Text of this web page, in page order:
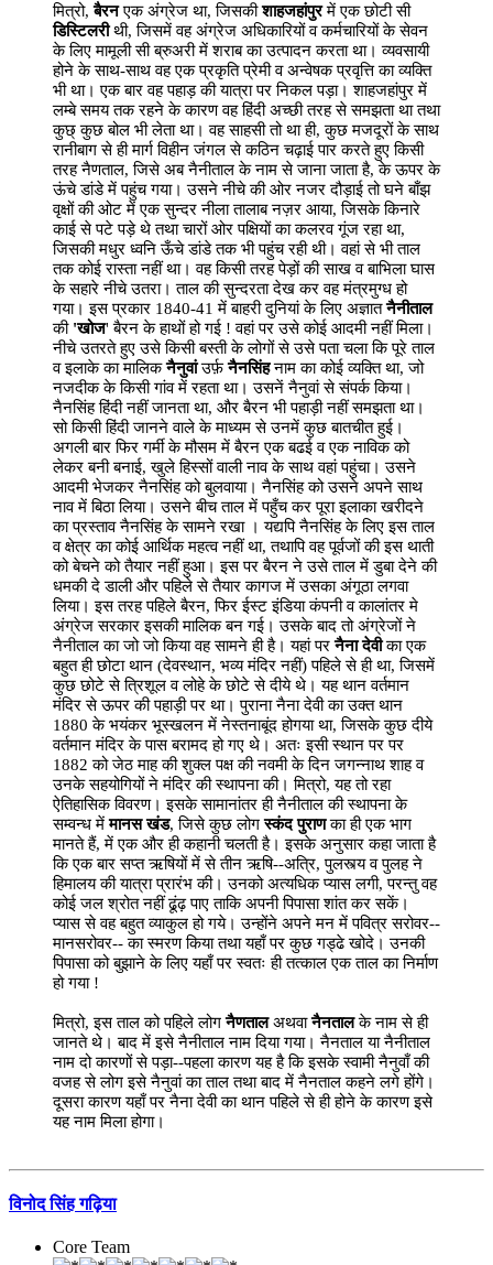
मित्रो,बैरनएक अंग्रेज था, जिसकीशाहजहांपुरमें एक छोटी सी
डिस्टिलरीथी, जिसमें वह अंग्रेज अधिकारियों व कर्मचारियों के सेवन
के लिए मामूली सी ब्रुअरी में शराब का उत्पादन करता था। व्यवसायी
होने के साथ-साथ वह एक प्रकृति प्रेमी व अन्वेषक प्रवृत्ति का व्यक्ति
भी था। एक बार वह पहाड़ की यात्रा पर निकल पड़ा। शाहजहांपुर में
लम्बे समय तक रहने के कारण वह हिंदी अच्छी तरह से समझता था तथा
कुछ् कुछ बोल भी लेता था। वह साहसी तो था ही, कुछ मजदूरों के साथ
रानीबाग से ही मार्ग विहीन जंगल से कठिन चढ़ाई पार करते हुए किसी
तरह नैणताल, जिसे अब नैनीताल के नाम से जाना जाता है, के ऊपर के
ऊंचे डांडे में पहुंच गया। उसने नीचे की ओर नजर दौड़ाई तो घने बाँझ
वृक्षों की ओट में एक सुन्दर नीला तालाब नज़र आया, जिसके किनारे
काई से पटे पड़े थे तथा चारों ओर पक्षियों का कलरव गूंज रहा था,
जिसकी मधुर ध्वनि ऊँचे डांडे तक भी पहुंच रही थी। वहां से भी ताल
तक कोई रास्ता नहीं था। वह किसी तरह पेड़ों की साख व बाभिला घास
के सहारे नीचे उतरा। ताल की सुन्दरता देख कर वह मंत्रमुग्ध हो
गया। इस प्रकार 1840-41 में बाहरी दुनियां के लिए अज्ञातनैनीताल
की 'खोज' बैरन के हाथों हो गई ! वहां पर उसे कोई आदमी नहीं मिला।
नीचे उतरते हुए उसे किसी बस्ती के लोगों से उसे पता चला कि पूरे ताल
व इलाके का मालिकनैनुवांउर्फ़नैनसिंहनाम का कोई व्यक्ति था, जो
नजदीक के किसी गांव में रहता था। उसनें नैनुवां से संपर्क किया।
नैनसिंह हिंदी नहीं जानता था, और बैरन भी पहाड़ी नहीं समझता था।
सो किसी हिंदी जानने वाले के माध्यम से उनमें कुछ बातचीत हुई।
अगली बार फिर गर्मी के मौसम में बैरन एक बढई व एक नाविक को
लेकर बनी बनाई, खुले हिस्सों वाली नाव के साथ वहां पहुंचा। उसने
आदमी भेजकर नैनसिंह को बुलवाया। नैनसिंह को उसने अपने साथ
नाव में बिठा लिया। उसने बीच ताल में पहुँच कर पूरा इलाका खरीदने
का प्रस्ताव नैनसिंह के सामने रखा । यद्यपि नैनसिंह के लिए इस ताल
व क्षेत्र का कोई आर्थिक महत्व नहीं था, तथापि वह पूर्वजों की इस थाती
को बेचने को तैयार नहीं हुआ। इस पर बैरन ने उसे ताल में डुबा देने की
धमकी दे डाली और पहिले से तैयार कागज में उसका अंगूठा लगवा
लिया। इस तरह पहिले बैरन, फिर ईस्ट इंडिया कंपनी व कालांतर मे
अंग्रेज सरकार इसकी मालिक बन गई। उसके बाद तो अंग्रेजों ने
नैनीताल का जो जो किया वह सामने ही है। यहां परनैना देवीका एक
बहुत ही छोटा थान (देवस्थान, भव्य मंदिर नहीं) पहिले से ही था, जिसमें
कुछ छोटे से त्रिशूल व लोहे के छोटे से दीये थे। यह थान वर्तमान
मंदिर से ऊपर की पहाड़ी पर था। पुराना नैना देवी का उक्त थान
1880 के भयंकर भूस्खलन में नेस्तनाबूंद होगया था, जिसके कुछ दीये
वर्तमान मंदिर के पास बरामद हो गए थे। अतः इसी स्थान पर पर
1882 को जेठ माह की शुक्ल पक्ष की नवमी के दिन जगन्नाथ शाह व
उनके सहयोगियों ने मंदिर की स्थापना की। मित्रो, यह तो रहा
ऐतिहासिक विवरण। इसके सामानांतर ही नैनीताल की स्थापना के
सम्वन्ध मेंमानस खंड, जिसे कुछ लोगस्कंद पुराणका ही एक भाग
मानते हैं, में एक और ही कहानी चलती है। इसके अनुसार कहा जाता है
कि एक बार सप्त ऋषियों में से तीन ऋषि--अत्रि, पुलस्त्य व पुलह ने
हिमालय की यात्रा प्रारंभ की। उनको अत्यधिक प्यास लगी, परन्तु वह
कोई जल श्रोत नहीं ढूंढ़ पाए ताकि अपनी पिपासा शांत कर सकें।
प्यास से वह बहुत व्याकुल हो गये। उन्होंने अपने मन में पवित्र सरोवर--
मानसरोवर-- का स्मरण किया तथा यहाँ पर कुछ गड्ढे खोदे। उनकी
पिपासा को बुझाने के लिए यहाँ पर स्वतः ही तत्काल एक ताल का निर्माण
हो गया !
मित्रो, इस ताल को पहिले लोगनैणतालअथवानैनतालके नाम से ही
जानते थे। बाद में इसे नैनीताल नाम दिया गया। नैनताल या नैनीताल
नाम दो कारणों से पड़ा--पहला कारण यह है कि इसके स्वामी नैनुवाँ की
वजह से लोग इसे नैनुवां का ताल तथा बाद में नैनताल कहने लगे होंगे।
दूसरा कारण यहाँ पर नैना देवी का थान पहिले से ही होने के कारण इसे
यह नाम मिला होगा।
विनोद सिंह गढ़िया
Core Team